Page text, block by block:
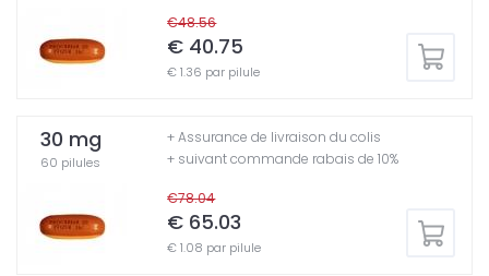
€48.56
€ 40.75
€ 1.36 par pilule
30 mg
60 pilules
€78.04
€ 65.03
€ 1.08 par pilule
+ Assurance de livraison du colis
+ suivant commande rabais de 10%